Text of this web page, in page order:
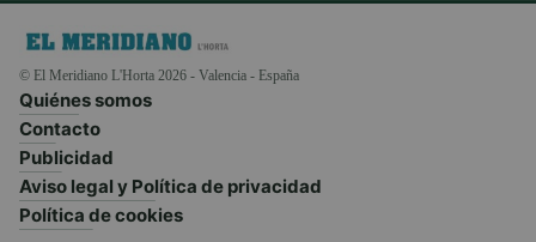
© El Meridiano L'Horta 2026 - Valencia - España
Quiénes somos
Contacto
Publicidad
Aviso legal y Política de privacidad
Política de cookies